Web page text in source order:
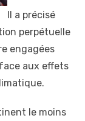
Il a précisé
perpétuelle
engagées
aux effets
le moins